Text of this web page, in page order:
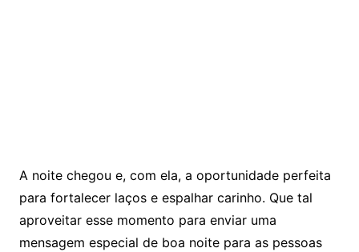
A noite chegou e, com ela, a oportunidade perfeita
para fortalecer laços e espalhar carinho. Que tal
aproveitar esse momento para enviar uma
mensagem especial de boa noite para as pessoas